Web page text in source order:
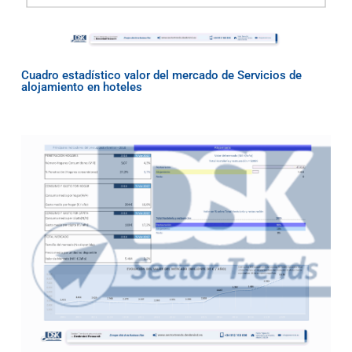
Cuadro estadístico valor del mercado de Servicios de
alojamiento en hoteles